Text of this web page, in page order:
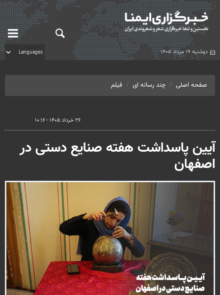
دوشنبه ۱۹ مرداد ۱۴۰۵
صفحه اصلی چند رسانه ای فیلم
۲۶ خرداد ۱۴۰۵ - ۱۰:۱۶
آیین پاسداشت هفته صنایع دستی در
اصفهان